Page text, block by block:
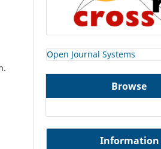
Open Journal Systems
Browse
Information